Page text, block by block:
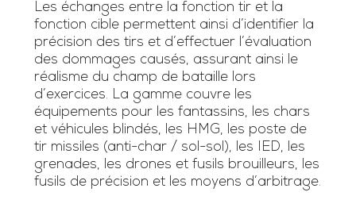
Les échanges entre la fonction tir et la
fonction cible permettent ainsi d’identifier la
précision des tirs et d’effectuer l’évaluation
des dommages causés, assurant ainsi le
réalisme du champ de bataille lors
d’exercices. La gamme couvre les
équipements pour les fantassins, les chars
et véhicules blindés, les HMG, les poste de
tir missiles (anti-char / sol-sol), les IED, les
grenades, les drones et fusils brouilleurs, les
fusils de précision et les moyens d’arbitrage.